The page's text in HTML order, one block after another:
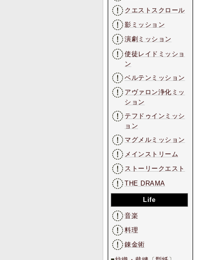
クエストスクロール
影ミッション
演劇ミッション
使徒レイドミッショ
ン
ベルテンミッション
アヴァロン浄化ミッ
ション
テフドゥインミッシ
ョン
マグメルミッション
メインストリーム
ストーリークエスト
THE DRAMA
Life
音楽
料理
錬金術